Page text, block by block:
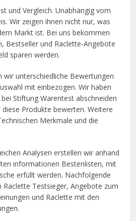
und Vergleich. Unabhängig vom
Wir zeigen ihnen nicht nur, was
Markt ist. Bei uns bekommen
Bestseller und Raclette-Angebote
sparen werden.
wir unterschiedliche Bewertungen
mit einbezogen. Wir haben
Stiftung Warentest abschneiden
diese Produkte bewerten. Weitere
Merkmale und die
Analysen erstellen wir anhand
informationen Bestenlisten, mit
erfüllt werden. Nachfolgende
Raclette Testsieger, Angebote zum
und Raclette mit den